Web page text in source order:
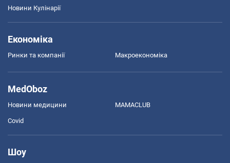
Новини Кулінарії
Економіка
Ринки та компанії Макроекономіка
MedOboz
Новини медицини MAMACLUB
Covid
Шоу